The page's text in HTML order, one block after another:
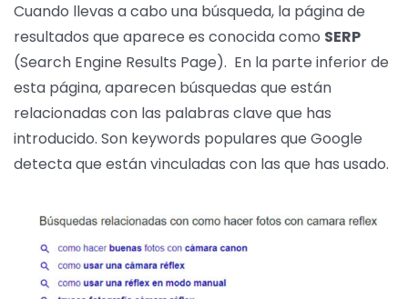
Cuando llevas a cabo una búsqueda, la página de
resultados que aparece es conocida como SERP
(Search Engine Results Page). En la parte inferior de
esta página, aparecen búsquedas que están
relacionadas con las palabras clave que has
introducido. Son keywords populares que Google
detecta que están vinculadas con las que has usado.